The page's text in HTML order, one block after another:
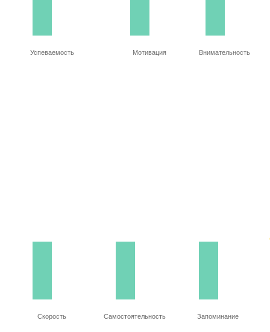
Успеваемость Мотивация Внимательность
Скорость Самостоятельность Запоминание